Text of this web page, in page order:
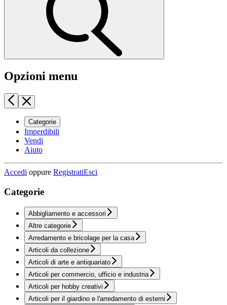
Opzioni menu
Categorie
Imperdibili
Vendi
Aiuto
Accedi oppure RegistratiEsci
Categorie
Abbigliamento e accessori
Altre categorie
Arredamento e bricolage per la casa
Articoli da collezione
Articoli di arte e antiquariato
Articoli per commercio, ufficio e industria
Articoli per hobby creativi
Articoli per il giardino e l'arredamento di esterni